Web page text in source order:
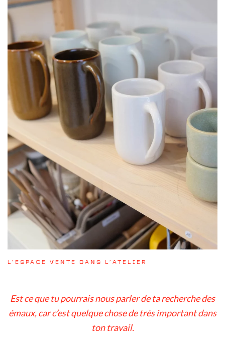
L’ESPACE VENTE DANS L’ATELIER
Est ce que tu pourrais nous parler de ta recherche des
émaux, car c’est quelque chose de très important dans
ton travail.